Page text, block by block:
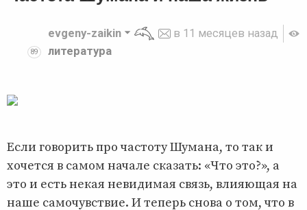
11 месяцев назад
89
evgeny-zaikin
в
литература
Если говорить про частоту Шумана, то так и
хочется в самом начале сказать: «Что это?», а
это и есть некая невидимая связь, влияющая на
наше самочувствие. И теперь снова о том, что в